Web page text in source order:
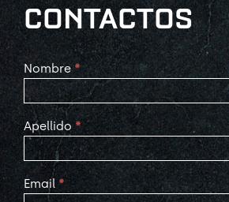
CONTACTOS
Contact
Us
Nombre *
Apellido *
Email *